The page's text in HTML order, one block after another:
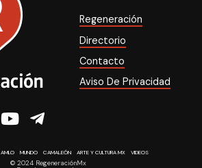
Regeneración
Directorio
Contacto
Aviso De Privacidad
AMLO MUNDO CAMALEÓN ARTE Y CULTURA MX VIDEOS
© 2024 RegeneraciónMx